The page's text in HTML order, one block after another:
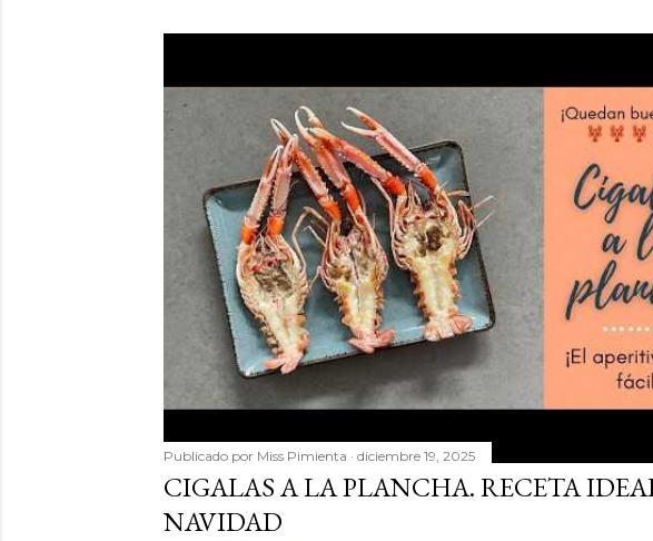
Publicado por Miss Pimienta diciembre 19, 2025
CIGALAS A LA PLANCHA. RECETA
NAVIDAD